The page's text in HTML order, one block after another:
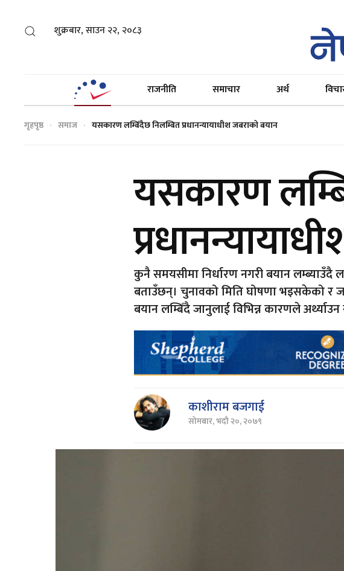
शुक्रबार, साउन २२, २०८३
राजनीति समाचार अर्थ
गृहपृष्ठ समाज यसकारण लम्बिँदैछ निलम्बित प्रधानन्यायाधीश जबराको बयान
यसकारण
कुनै समयसीमा निर्धारण नगरी बयान
बताउँछन्। चुनावको मिति घोषणा भइसकेको र
बयान लम्बिँदै जानुलाई विभिन्न कारणले
काशीराम बजगाई
सोमबार, भदौ २०, २०७९